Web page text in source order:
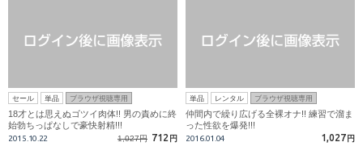
セール 単品 ブラウザ視聴専用
18才とは思えぬゴツイ肉体!! 男の責めに終
始勃ちっぱなしで豪快射精!!!
2015.10.22 1,027円 712 円
単品 レンタル ブラウザ視聴専用
仲間内で繰り広げる全裸オナ!! 練習で溜ま
った性欲を爆発!!!
2016.01.04 1,027 円